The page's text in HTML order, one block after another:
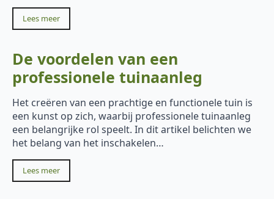
Lees meer
De voordelen van een
professionele tuinaanleg
Het creëren van een prachtige en functionele tuin is
een kunst op zich, waarbij professionele tuinaanleg
een belangrijke rol speelt. In dit artikel belichten we
het belang van het inschakelen…
Lees meer